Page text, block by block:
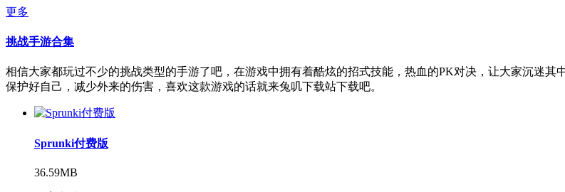
更多
挑战手游合集
相信大家都玩过不少的挑战类型的手游了吧，在游戏中拥有着酷炫的招式技能，热血的PK对决，让大家沉迷
保护好自己，减少外来的伤害，喜欢这款游戏的话就来兔叽下载站下载吧。
Sprunki付费版
36.59MB